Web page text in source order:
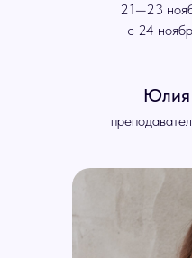
21—23
с 24